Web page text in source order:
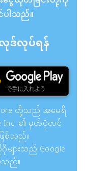
သည်။
ဒ်လုပ်ရန်
Store တို့သည် အမေရိ
Inc. ၏ မှတ်ပုံတင်
စ်သည်။
များသည် Google
သည်။